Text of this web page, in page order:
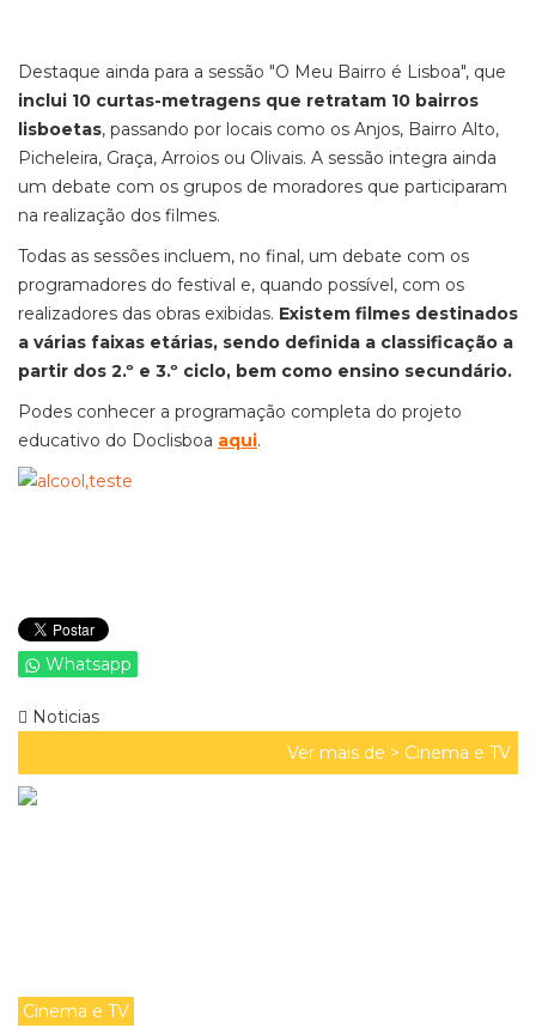
Destaque ainda para a sessão "O Meu Bairro é Lisboa", que
inclui 10 curtas-metragens que retratam 10 bairros
lisboetas, passando por locais como os Anjos, Bairro Alto,
Picheleira, Graça, Arroios ou Olivais. A sessão integra ainda
um debate com os grupos de moradores que participaram
na realização dos filmes.
Todas as sessões incluem, no final, um debate com os
programadores do festival e, quando possível, com os
realizadores das obras exibidas. Existem filmes destinados
a várias faixas etárias, sendo definida a classificação a
partir dos 2.º e 3.º ciclo, bem como ensino secundário.
Podes conhecer a programação completa do projeto
educativo do Doclisboa aqui.
Whatsapp
Noticias
Ver mais de > Cinema e TV
Cinema e TV